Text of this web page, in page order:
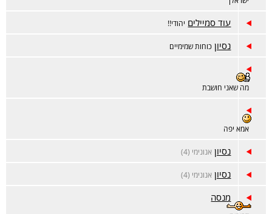
עוד סמיילים יהודי!!
נסיון כוחות שמימיים
מה שאני חושבת
אמא יפה
נסיון אנונימי (4)
נסיון אנונימי (4)
מנסה